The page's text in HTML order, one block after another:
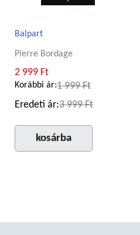
Balpart
Pierre Bordage
2 999 Ft
Korábbi ár:1 999 Ft
Eredeti ár:3 999 Ft
kosárba